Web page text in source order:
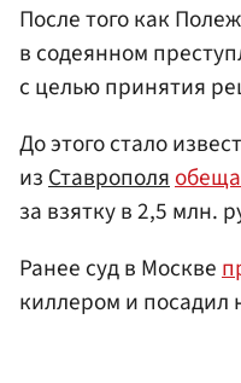
После того как
в содеянном
с целью принятия
До этого стало
изСтаврополя
за взятку в 2,5 млн.
Ранее суд в Москве
киллером и посадил